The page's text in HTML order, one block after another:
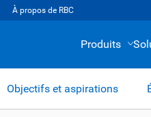
À propos de RBC
Produits
Objectifs et aspirations